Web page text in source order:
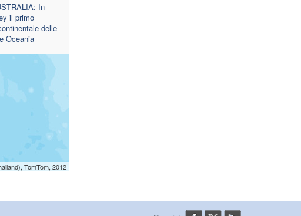
In
il primo
delle
Oceania
TomTom, 2012